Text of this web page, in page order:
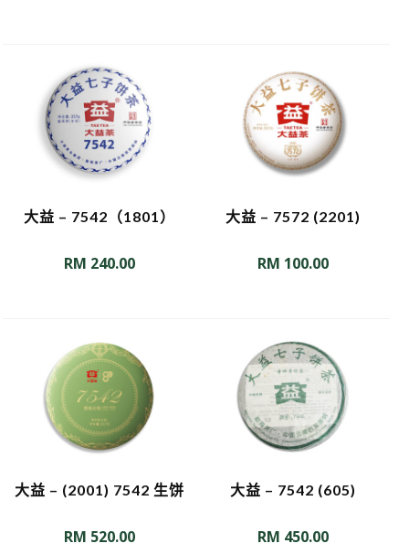
大益 – 7542（1801）
RM 240.00
大益 – 7572 (2201)
RM 100.00
大益 – (2001) 7542 生饼
RM 520.00
大益 – 7542 (605)
RM 450.00